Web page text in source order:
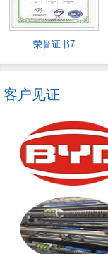
荣誉证书7
客户见证